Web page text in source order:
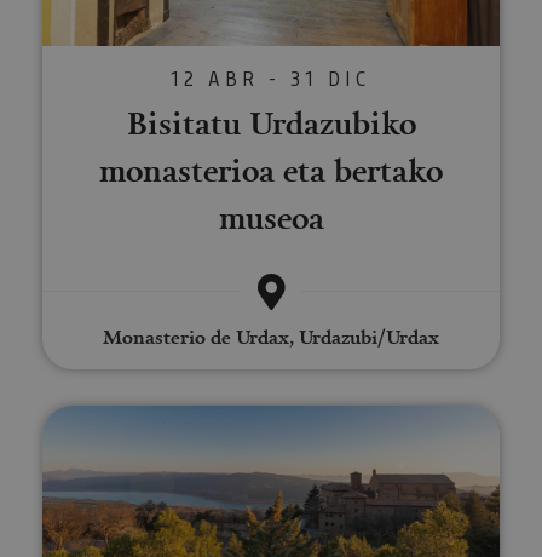
12 ABR - 31 DIC
Bisitatu Urdazubiko
monasterioa eta bertako
museoa
Monasterio de Urdax, Urdazubi/Urdax